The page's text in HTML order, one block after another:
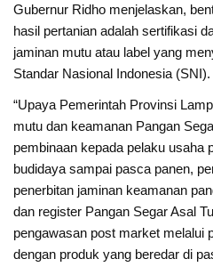
Gubernur Ridho menjelaskan,
hasil pertanian adalah sertifikasi
jaminan mutu atau label yang
Standar Nasional Indonesia (SNI).
“Upaya Pemerintah Provinsi
mutu dan keamanan Pangan
pembinaan kepada pelaku usaha
budidaya sampai pasca panen,
penerbitan jaminan keamanan
dan register Pangan Segar Asal
pengawasan post market melalui
dengan produk yang beredar di